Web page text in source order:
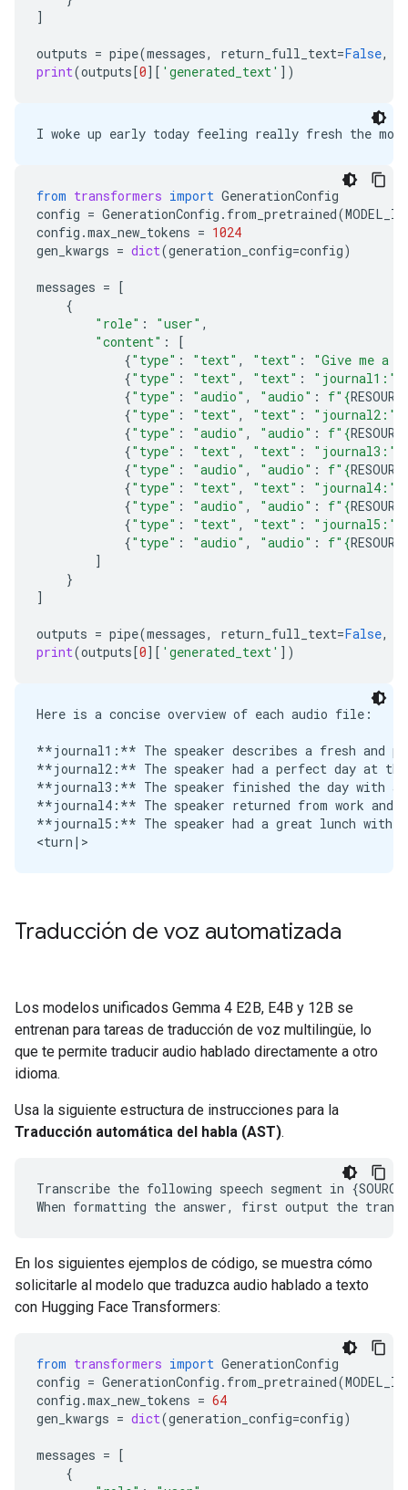
]
outputs = pipe(messages, return_full_text=False,
print(outputs[0][ 'generated_text' ])
from transformers import GenerationConfig
config = GenerationConfig . from_pretrained(MODEL_ID
config .max_new_tokens = 1024
gen_kwargs = dict(generation_config=config)
messages = [
{
"role" : "user" ,
"content" :
[
{"type" : "text" , "text" :
"Give me a
{"type" : "text" , "text" : "journal1:"
{"type" : "audio" , "audio" : f" {
{"type" : "text" , "text" : "journal2:"
{"type" : "audio" , "audio" : f" {
{"type" : "text" , "text" : "journal3:"
{"type" : "audio" , "audio" : f" {
{"type" : "text" , "text" : "journal4:"
{"type" : "audio" , "audio" : f" {
{"type" : "text" , "text" : "journal5:"
{"type" : "audio" , "audio" : f" {
]
}
]
outputs = pipe(messages, return_full_text=False,
print(outputs[0][ 'generated_text' ])
Here is a concise overview of each audio file:
**journal1:** The speaker describes a fresh and
**journal2:** The speaker had a perfect day at
**journal3:** The speaker finished the day with a
**journal4:** The speaker returned from work
**journal5:** The speaker had a great lunch with
Traducción de voz automatizada
Los modelos unificados Gemma 4 E2B, E4B y 12B se
entrenan para tareas de traducción de voz multilingüe, lo
que te permite traducir audio hablado directamente a otro
idioma.
Usa la siguiente estructura de instrucciones para la
Traducción automática del habla (AST).
Transcribe the following speech segment in
En los siguientes ejemplos de código, se muestra cómo
solicitarle al modelo que traduzca audio hablado a texto
con Hugging Face Transformers:
from transformers import GenerationConfig
config = GenerationConfig . from_pretrained(MODEL_ID
config .max_new_tokens = 64
gen_kwargs = dict(generation_config=config)
messages = [
{